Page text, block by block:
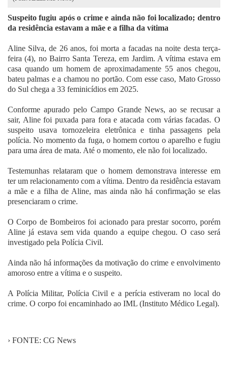
Suspeito fugiu após o crime e ainda não foi localizado; dentro
da residência estavam a mãe e a filha da vítima
Aline Silva, de 26 anos, foi morta a facadas na noite desta terça-
feira (4), no Bairro Santa Tereza, em Jardim. A vítima estava em
casa quando um homem de aproximadamente 55 anos chegou,
bateu palmas e a chamou no portão. Com esse caso, Mato Grosso
do Sul chega a 33 feminicídios em 2025.
Conforme apurado pelo Campo Grande News, ao se recusar a
sair, Aline foi puxada para fora e atacada com várias facadas. O
suspeito usava tornozeleira eletrônica e tinha passagens pela
polícia. No momento da fuga, o homem cortou o aparelho e fugiu
para uma área de mata. Até o momento, ele não foi localizado.
Testemunhas relataram que o homem demonstrava interesse em
ter um relacionamento com a vítima. Dentro da residência estavam
a mãe e a filha de Aline, mas ainda não há confirmação se elas
presenciaram o crime.
O Corpo de Bombeiros foi acionado para prestar socorro, porém
Aline já estava sem vida quando a equipe chegou. O caso será
investigado pela Polícia Civil.
Ainda não há informações da motivação do crime e envolvimento
amoroso entre a vítima e o suspeito.
A Polícia Militar, Polícia Civil e a perícia estiveram no local do
crime. O corpo foi encaminhado ao IML (Instituto Médico Legal).
› FONTE: CG News